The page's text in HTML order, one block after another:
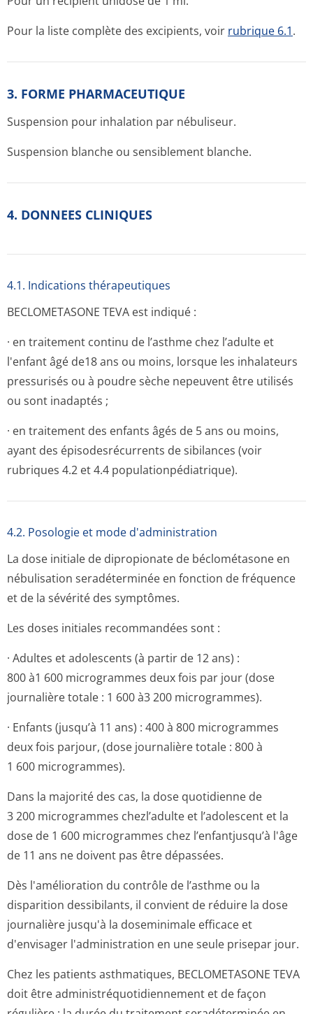
Pour la liste complète des excipients, voir rubrique 6.1.
3. FORME PHARMACEUTIQUE
Suspension pour inhalation par nébuliseur.
Suspension blanche ou sensiblement blanche.
4. DONNEES CLINIQUES
4.1. Indications thérapeutiques
BECLOMETASONE TEVA est indiqué :
· en traitement continu de l’asthme chez l’adulte et
l'enfant âgé de18 ans ou moins, lorsque les inhalateurs
pressurisés ou à poudre sèche nepeuvent être utilisés
ou sont inadaptés ;
· en traitement des enfants âgés de 5 ans ou moins,
ayant des épisodesrécurrents de sibilances (voir
rubriques 4.2 et 4.4 population­pédiatrique).
4.2. Posologie et mode d'administration
La dose initiale de dipropionate de béclométasone en
nébulisation seradéterminée en fonction de fréquence
et de la sévérité des symptômes.
Les doses initiales recommandées sont :
· Adultes et adolescents (à partir de 12 ans) :
800 à1 600 mi­crogrammes deux fois par jour (dose
journalière totale : 1 600 à3 200 m­icrogrammes).
· Enfants (jusqu’à 11 ans) : 400 à 800 microgrammes
deux fois parjour, (dose journalière totale : 800 à
1 600 microgram­mes).
Dans la majorité des cas, la dose quotidienne de
3 200 microgrammes chezl’adulte et l’adolescent et la
dose de 1 600 microgrammes chez l’enfantjusqu’à l'âge
de 11 ans ne doivent pas être dépassées.
Dès l'amélioration du contrôle de l’asthme ou la
disparition dessibilants, il convient de réduire la dose
journalière jusqu'à la doseminimale efficace et
d'envisager l'administration en une seule prisepar jour.
Chez les patients asthmatiques, BECLOMETASONE TEVA
doit être administréquo­tidiennement et de façon